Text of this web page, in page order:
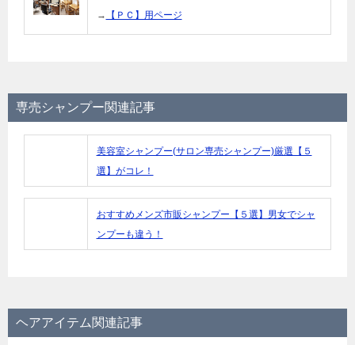
→ 【ＰＣ】用ページ
専売シャンプー関連記事
美容室シャンプー(サロン専売シャンプー)厳選【５
選】がコレ！
おすすめメンズ市販シャンプー【５選】男女でシャ
ンプーも違う！
ヘアアイテム関連記事